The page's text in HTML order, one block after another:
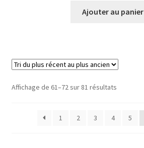
Ajouter au panier
Affichage de 61–72 sur 81 résultats
1 2 3 4 5